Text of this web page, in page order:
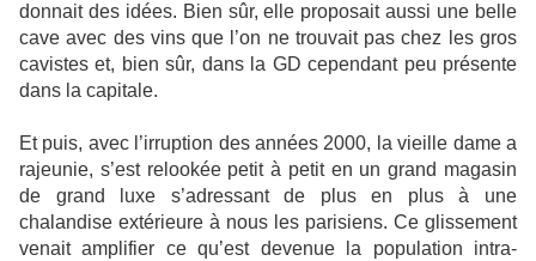
donnait des idées. Bien sûr, elle proposait aussi une belle
cave avec des vins que l’on ne trouvait pas chez les gros
cavistes et, bien sûr, dans la GD cependant peu présente
dans la capitale.
Et puis, avec l’irruption des années 2000, la vieille dame a
rajeunie, s’est relookée petit à petit en un grand magasin
de grand luxe s’adressant de plus en plus à une
chalandise extérieure à nous les parisiens. Ce glissement
venait amplifier ce qu’est devenue la population intra-